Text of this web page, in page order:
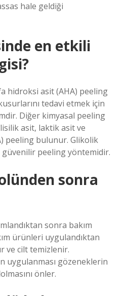
hale geldiği
en etkili
hidroksi asit (AHA) peeling
tedavi etmek için
Diğer kimyasal peeling
asit, laktik asit ve
peeling bulunur. Glikolik
peeling yöntemidir.
sonra
sonra bakım
ürünleri uygulandıktan
ve cilt temizlenir.
uygulanması gözeneklerin
önler.